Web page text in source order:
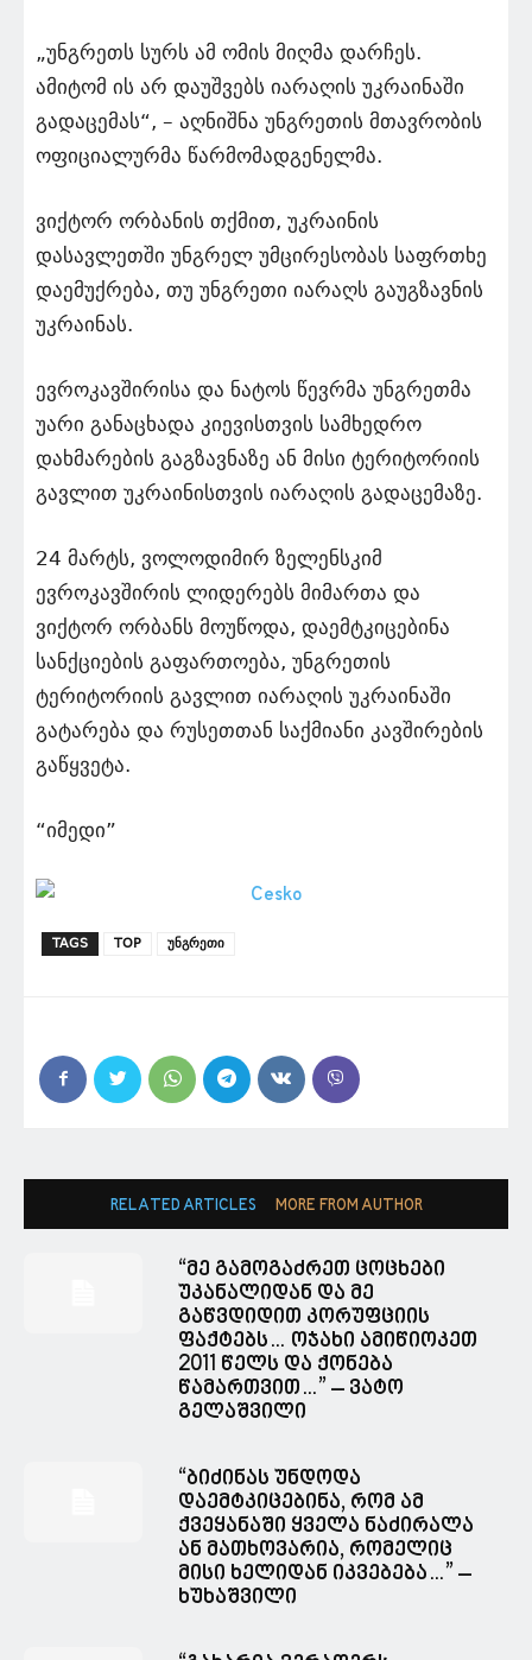
„უნგრეთს სურს ამ ომის მიღმა დარჩეს.
ამიტომ ის არ დაუშვებს იარაღის უკრაინაში
გადაცემას“, – აღნიშნა უნგრეთის მთავრობის
ოფიციალურმა წარმომადგენელმა.
ვიქტორ ორბანის თქმით, უკრაინის
დასავლეთში უნგრელ უმცირესობას საფრთხე
დაემუქრება, თუ უნგრეთი იარაღს გაუგზავნის
უკრაინას.
ევროკავშირისა და ნატოს წევრმა უნგრეთმა
უარი განაცხადა კიევისთვის სამხედრო
დახმარების გაგზავნაზე ან მისი ტერიტორიის
გავლით უკრაინისთვის იარაღის გადაცემაზე.
24 მარტს, ვოლოდიმირ ზელენსკიმ
ევროკავშირის ლიდერებს მიმართა და
ვიქტორ ორბანს მოუწოდა, დაემტკიცებინა
სანქციების გაფართოება, უნგრეთის
ტერიტორიის გავლით იარაღის უკრაინაში
გატარება და რუსეთთან საქმიანი კავშირების
გაწყვეტა.
“იმედი”
TAGS TOP უნგრეთი
RELATED ARTICLES MORE FROM AUTHOR
“მე გამოგაძრეთ ცოცხები
უკანალიდან და მე
გაწვდიდით კორუფციის
ფაქტებს… ოჯახი ამიწიოკეთ
2011 წელს და ქონება
წამართვით…” – ვატო
გელაშვილი
“ბიძინას უნდოდა
დაემტკიცებინა, რომ ამ
ქვეყანაში ყველა ნაძირალა
ან მათხოვარია, რომელიც
მისი ხელიდან იკვებება…” –
ხუხაშვილი